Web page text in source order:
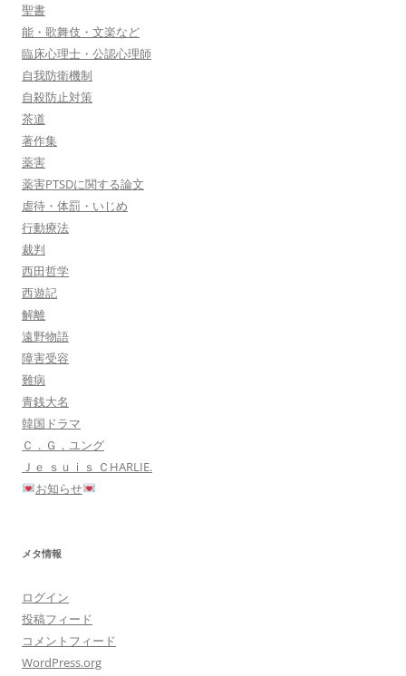
聖書
能・歌舞伎・文楽など
臨床心理士・公認心理師
自我防衛機制
自殺防止対策
茶道
著作集
薬害
薬害PTSDに関する論文
虐待・体罰・いじめ
行動療法
裁判
西田哲学
西遊記
解離
遠野物語
障害受容
難病
青銭大名
韓国ドラマ
Ｃ．Ｇ，ユング
Ｊｅ ｓｕｉｓ ＣHARLIE.
お知らせ
メタ情報
ログイン
投稿フィード
コメントフィード
WordPress.org